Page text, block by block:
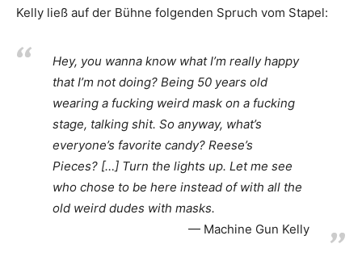
Kelly ließ auf der Bühne folgenden Spruch vom Stapel:
Hey, you wanna know what I’m really happy
that I’m not doing? Being 50 years old
wearing a fucking weird mask on a fucking
stage, talking shit. So anyway, what’s
everyone’s favorite candy? Reese’s
Pieces? […] Turn the lights up. Let me see
who chose to be here instead of with all the
old weird dudes with masks.
Machine Gun Kelly